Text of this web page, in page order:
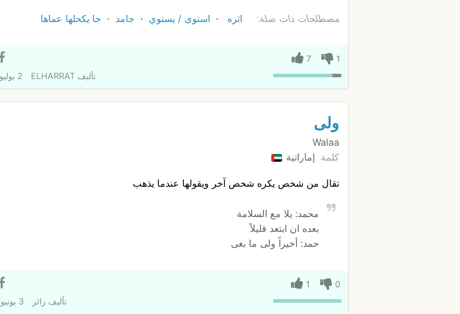
مصطلحات ذات صلة: اثره استوى / يستوي جامد جا يكحلها عماها
1
7
تأليفELHARRAT 2 يوليو 2013
ولى
Walaa
كلمة إماراتية
تقال من شخص يكره شخص آخر ويقولها عندما يذهب
محمد: يلا مع السلامة
بعده ان ابتعد قليلاً
حمد: أخيراً ولى ما بغى
0
1
تأليف زائر 3 يونيو 2022